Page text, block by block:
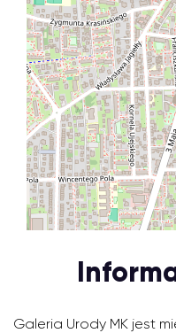
Galeria Urody MK jest